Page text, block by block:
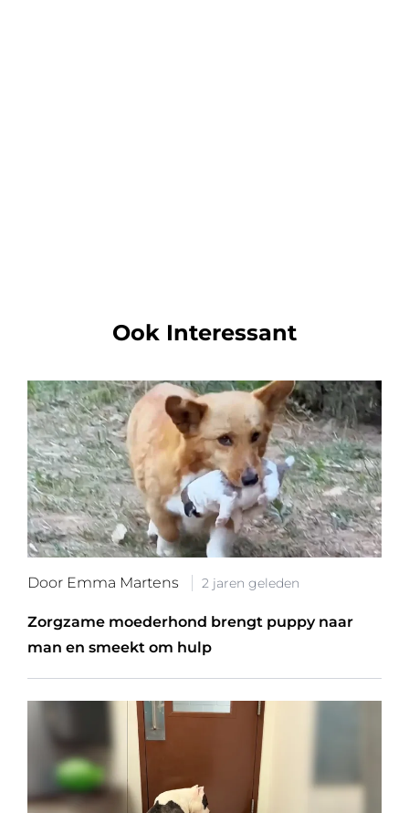
Ook Interessant
Door Emma Martens 2 jaren geleden
Zorgzame moederhond brengt puppy naar
man en smeekt om hulp